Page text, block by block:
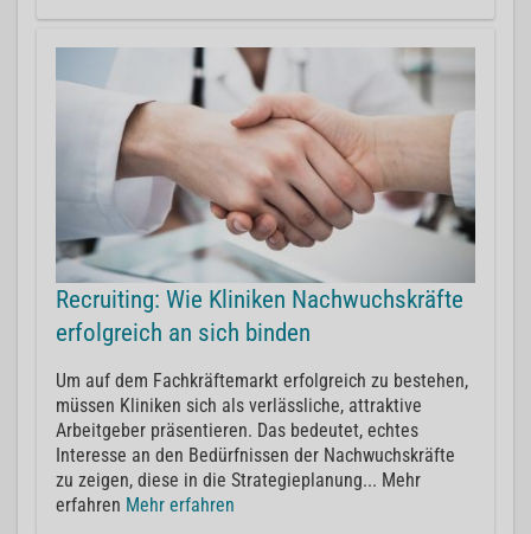
Recruiting: Wie Kliniken Nachwuchskräfte
erfolgreich an sich binden
Um auf dem Fachkräftemarkt erfolgreich zu bestehen,
müssen Kliniken sich als verlässliche, attraktive
Arbeitgeber präsentieren. Das bedeutet, echtes
Interesse an den Bedürfnissen der Nachwuchskräfte
zu zeigen, diese in die Strategieplanung... Mehr
erfahren Mehr erfahren